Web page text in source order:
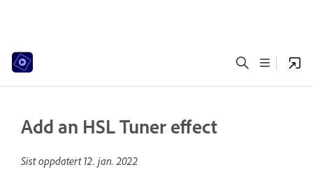
Add an HSL Tuner effect
Sist oppdatert 12. jan. 2022